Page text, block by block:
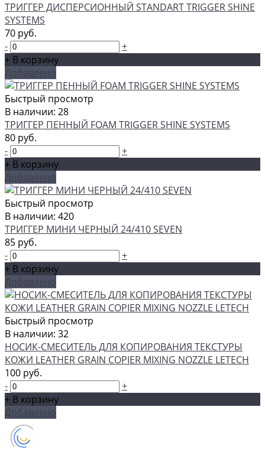
ТРИГГЕР ДИСПЕРСИОННЫЙ STANDART TRIGGER SHINE
SYSTEMS
70 руб.
-
+
+ В корзину
Добавлено
Быстрый просмотр
В наличии: 28
ТРИГГЕР ПЕННЫЙ FOAM TRIGGER SHINE SYSTEMS
80 руб.
-
+
+ В корзину
Добавлено
Быстрый просмотр
В наличии: 420
ТРИГГЕР МИНИ ЧЕРНЫЙ 24/410 SEVEN
85 руб.
-
+
+ В корзину
Добавлено
Быстрый просмотр
В наличии: 32
НОСИК-СМЕСИТЕЛЬ ДЛЯ КОПИРОВАНИЯ ТЕКСТУРЫ
КОЖИ LEATHER GRAIN COPIER MIXING NOZZLE LETECH
100 руб.
-
+
+ В корзину
Добавлено